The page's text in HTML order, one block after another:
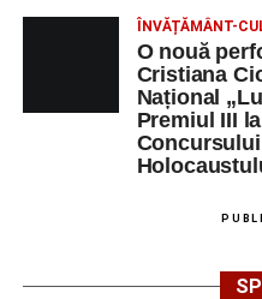
ÎNVĂȚĂMÂNT-
O nouă
Cristiana
Național
Premiul III